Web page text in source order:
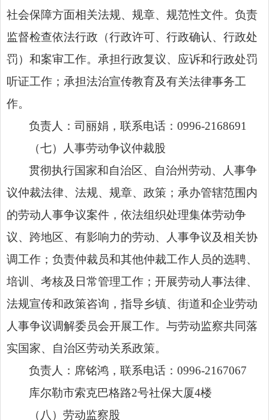
社会保障方面相关法规、规章、规范性文件。负责
监督检查依法行政（行政许可、行政确认、行政处
罚）和案审工作。 承担行政复议、应诉和行政处罚
听证工作；承担法治宣传教育及有关法律事务工
作。
负责人：司丽娟，联系电话：0996-2168691
（七）
人事劳动争议仲裁股
贯彻执行国家和自治区、自治州劳动、人事争
议仲裁法律、法规、规章、政策； 承办管辖范围内
的劳动人事争议案件， 依法组织处理集体劳动争
议、 跨地区、有影响力的劳动、人事争议及相关协
调工作； 负责仲裁员和其他仲裁工作人员的选聘、
培训、考核及日常管理工作；开展劳动人事法律、
法规宣传和政策咨询， 指导乡镇、街道和企业劳动
人事争议调解委员会开展工作。 与劳动监察共同落
实国家、自治区劳动关系政策。
负责人：席铭鸿，联系电话：0996-2167067
库尔勒市索克巴格路2号社保大厦4楼
（ 八 ）劳动监察股